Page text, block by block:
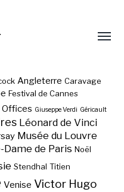
Angleterre Caravage
Festival de Cannes
Offices Giuseppe Verdi Géricault
Léonard de Vinci
Musée du Louvre
de Paris Noël
Stendhal Titien
Venise Victor Hugo